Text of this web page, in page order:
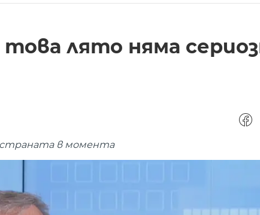
лято няма
страната в момента